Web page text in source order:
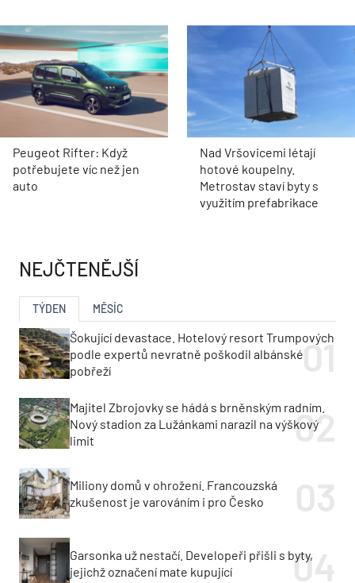
Peugeot Rifter: Když
potřebujete víc než jen
auto
Nad Vršovicemi létají
hotové koupelny.
Metrostav staví byty s
využitím prefabrikace
NEJČTENĚJŠÍ
TÝDEN MĚSÍC
Šokující devastace. Hotelový resort Trumpových
podle expertů nevratně poškodil albánské
pobřeží
Majitel Zbrojovky se hádá s brněnským radním.
Nový stadion za Lužánkami narazil na výškový
limit
Miliony domů v ohrožení. Francouzská
zkušenost je varováním i pro Česko
Garsonka už nestačí. Developeři přišli s byty,
jejichž označení mate kupující